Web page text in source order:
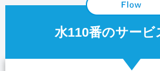
水110番のサービ